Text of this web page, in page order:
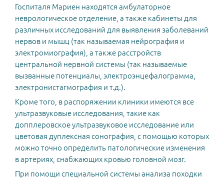
Госпиталя Мариен находятся амбулаторное
неврологическое отделение, а также кабинеты для
различных исследований для выявления заболеваний
нервов и мышц (так называемая нейрография и
электромиография), а также расстройств
центральной нервной системы (так называемые
вызванные потенциалы, электроэнцефалограмма,
электронистагмография и т.д.).
Кроме того, в распоряжении клиники имеются все
ультразвуковые исследования, такие как
допплеровское ультразвуковое исследование или
цветовая дуплексная сонография, с помощью которых
можно точно определить патологические изменения
в артериях, снабжающих кровью головной мозг.
При помощи специальной системы анализа походки